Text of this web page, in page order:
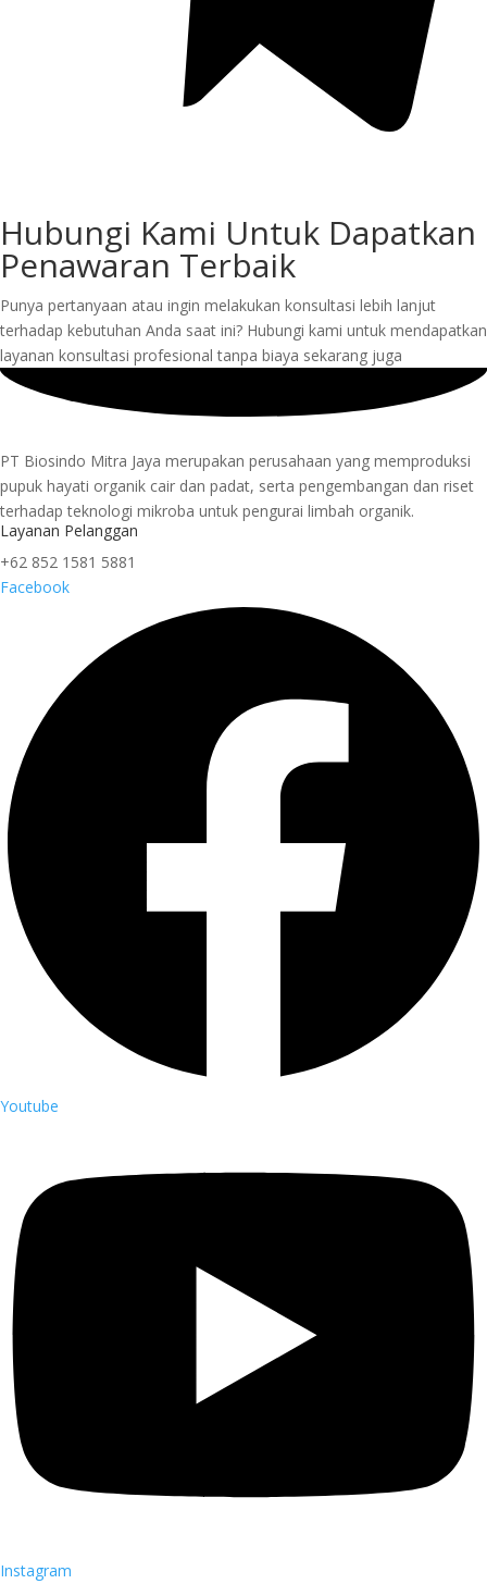
Hubungi Kami Untuk Dapatkan
Penawaran Terbaik
Punya pertanyaan atau ingin melakukan konsultasi lebih lanjut
terhadap kebutuhan Anda saat ini? Hubungi kami untuk mendapatkan
layanan konsultasi profesional tanpa biaya sekarang juga
PT Biosindo Mitra Jaya merupakan perusahaan yang memproduksi
pupuk hayati organik cair dan padat, serta pengembangan dan riset
terhadap teknologi mikroba untuk pengurai limbah organik.
Layanan Pelanggan
+62 852 1581 5881
Facebook
Youtube
Instagram